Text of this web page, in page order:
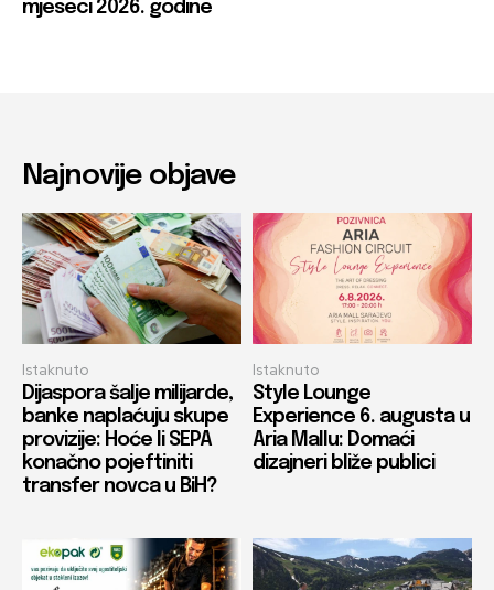
mjeseci 2026. godine
Najnovije objave
Istaknuto
Dijaspora šalje milijarde,
banke naplaćuju skupe
provizije: Hoće li SEPA
konačno pojeftiniti
transfer novca u BiH?
Istaknuto
Style Lounge
Experience 6. augusta u
Aria Mallu: Domaći
dizajneri bliže publici